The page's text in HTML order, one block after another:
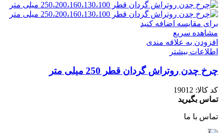
برای مقایسه اضافه کنید
مشاهده سریع
افزودن به علاقه مندی
اطلاعات بیشتر
چرخ چدن روتراش گردان قطر 250 میلی متر
کد کالا: 19012
تماس بگیرید
تماس با ما